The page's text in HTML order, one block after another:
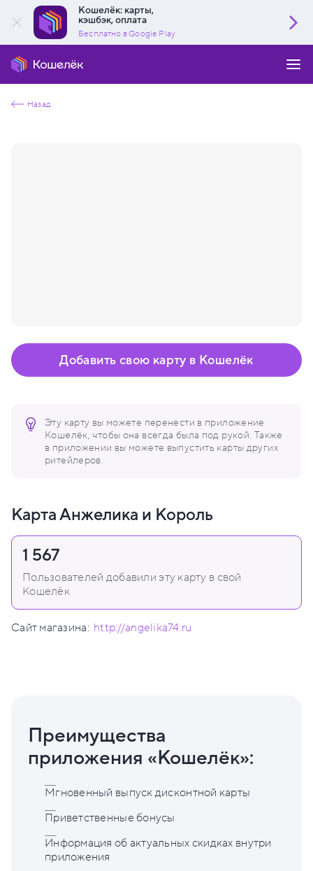
Кошелёк: карты,
кэшбэк, оплата
Бесплатно в Google Play
Назад
Эту карту вы можете перенести в приложение
Кошелёк, чтобы она всегда была под рукой. Также
в приложении вы можете выпустить карты других
ритейлеров.
Добавить свою карту в Кошелёк
Карта Анжелика и Король
1 567
Пользователей добавили эту карту в свой
Кошелёк
Сайт магазина: http://angelika74.ru
Преимущества
приложения «Кошелёк»:
Мгновенный выпуск дисконтной карты
Приветственные бонусы
Информация об актуальных скидках внутри
приложения